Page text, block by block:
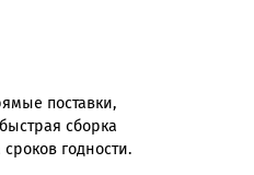
поставки,
быстрая сборка
сроков годности.